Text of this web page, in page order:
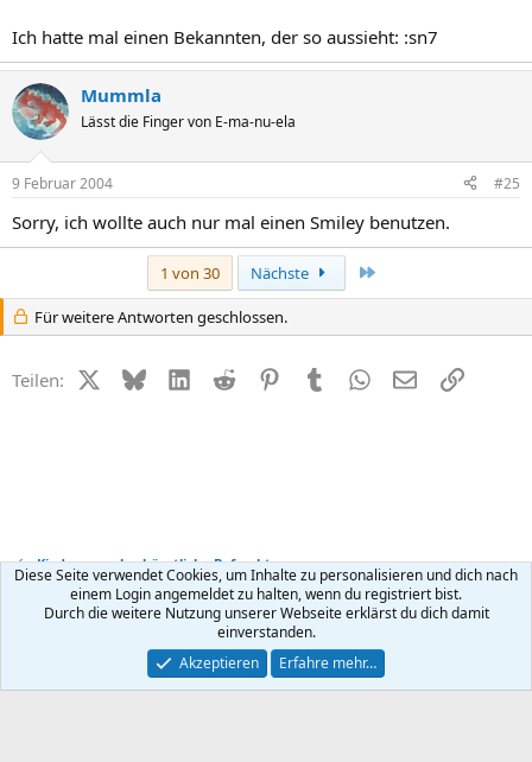
Ich hatte mal einen Bekannten, der so aussieht: :sn7
Mummla
Lässt die Finger von E-ma-nu-ela
9 Februar 2004 #25
Sorry, ich wollte auch nur mal einen Smiley benutzen.
1 von 30 Nächste
Für weitere Antworten geschlossen.
Teilen: X (Twitter)
BlueskyLinkedIn
Reddit PinterestTumblr WhatsApp
E-MailLink
Kinderwunsch + künstliche Befruchtung
Kontakt Nutzungsbedingungen Datenschutz Hilfe
R
Community platform by XenForo ® © 2010-2026 XenForo Ltd.
Diese Seite verwendet Cookies, um Inhalte zu personalisieren und dich nach
einem Login angemeldet zu halten, wenn du registriert bist.
Durch die weitere Nutzung unserer Webseite erklärst du dich damit
einverstanden.
Akzeptieren
Erfahre mehr…